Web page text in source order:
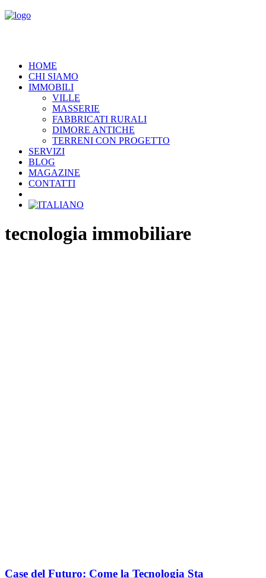
HOME
CHI SIAMO
IMMOBILI
VILLE
MASSERIE
FABBRICATI RURALI
DIMORE ANTICHE
TERRENI CON PROGETTO
SERVIZI
BLOG
MAGAZINE
CONTATTI
tecnologia immobiliare
Case del Futuro: Come la Tecnologia Sta